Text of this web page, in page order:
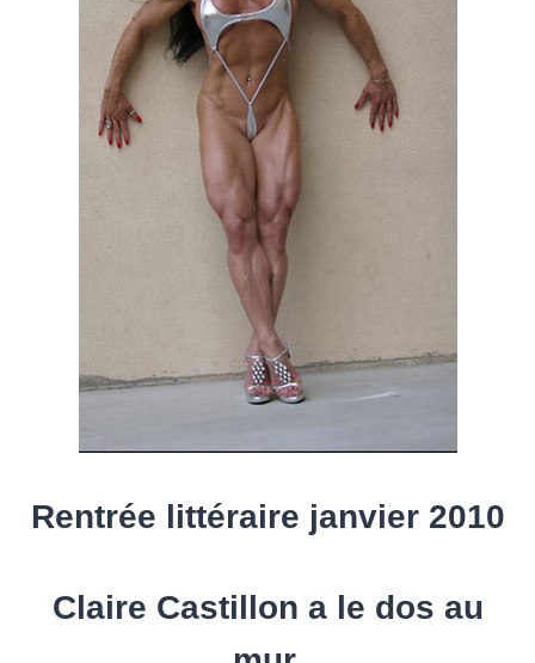
Rentrée littéraire janvier 2010
Claire Castillon a le dos au